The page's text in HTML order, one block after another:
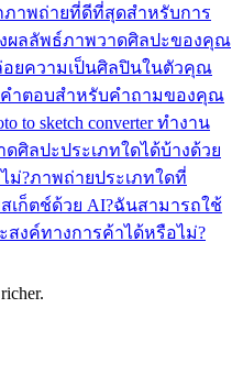
ภาพถ่ายที่ดีที่สุดสำหรับการ
ผลลัพธ์ภาพวาดศิลปะของคุณ
ยความเป็นศิลปินในตัวคุณ
คำตอบสำหรับคำถามของคุณ
to sketch converter ทำงาน
ศิลปะประเภทใดได้บ้างด้วย
ม่?ภาพถ่ายประเภทใดที่
เก็ตช์ด้วย AI?ฉันสามารถใช้
สงค์ทางการค้าได้หรือไม่?